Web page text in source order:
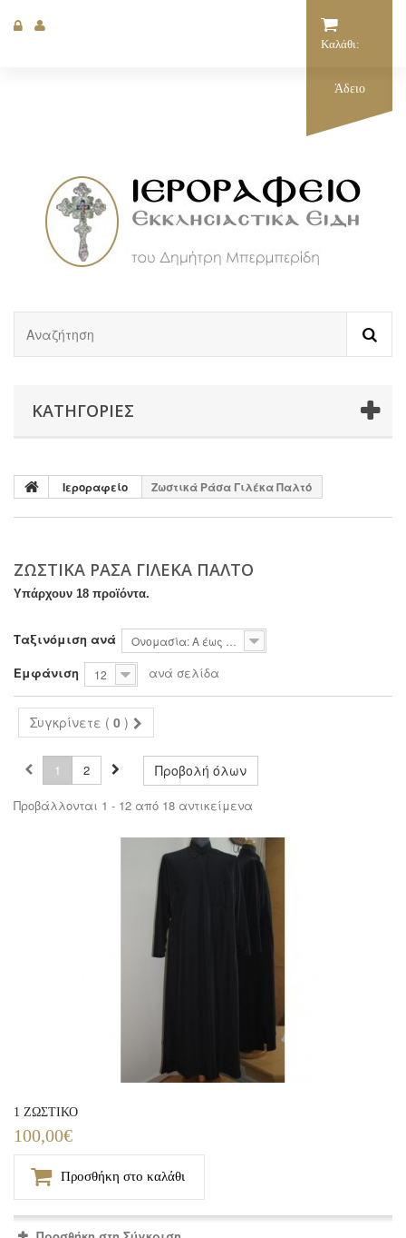
Καλάθι:
Άδειο
ΚΑΤΗΓΟΡΊΕΣ
Ιεροραφείο Ζωστικά Ράσα Γιλέκα Παλτό
ΖΩΣΤΙΚΆ ΡΆΣΑ ΓΙΛΈΚΑ ΠΑΛΤΌ
Υπάρχουν 18 προϊόντα.
Ταξινόμιση ανά
Εμφάνιση 12 ανά σελίδα
Συγκρίνετε ( 0 )
Προβολή όλων
1 2
Προβάλλονται 1 - 12 από 18 αντικείμενα
1 ΖΩΣΤΙΚΟ
100,00€
Προσθήκη στο καλάθι